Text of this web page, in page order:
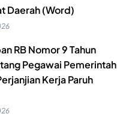
Daerah (Word)
RB Nomor 9 Tahun
Pegawai Pemerintah
Kerja Paruh